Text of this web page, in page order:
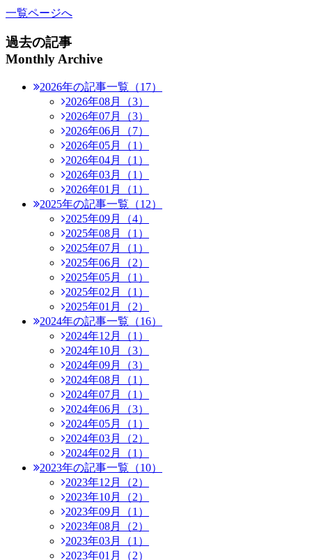
一覧ページへ
過去の記事
Monthly Archive
2026年の記事一覧（17）
2026年08月（3）
2026年07月（3）
2026年06月（7）
2026年05月（1）
2026年04月（1）
2026年03月（1）
2026年01月（1）
2025年の記事一覧（12）
2025年09月（4）
2025年08月（1）
2025年07月（1）
2025年06月（2）
2025年05月（1）
2025年02月（1）
2025年01月（2）
2024年の記事一覧（16）
2024年12月（1）
2024年10月（3）
2024年09月（3）
2024年08月（1）
2024年07月（1）
2024年06月（3）
2024年05月（1）
2024年03月（2）
2024年02月（1）
2023年の記事一覧（10）
2023年12月（2）
2023年10月（2）
2023年09月（1）
2023年08月（2）
2023年03月（1）
2023年01月（2）